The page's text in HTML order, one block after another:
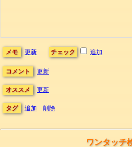
メモ 更新 チェック 追加
コメント 更新
オススメ 更新
タグ 追加 削除
ワンタッチ